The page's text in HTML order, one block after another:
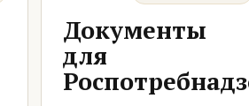
Документы
для